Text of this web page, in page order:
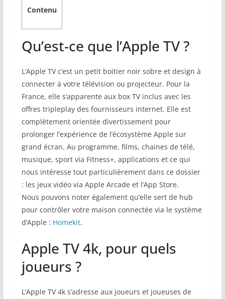
Contenu
Qu’est-ce que l’Apple TV ?
L’Apple TV c’est un petit boitier noir sobre et design à
connecter à votre télévision ou projecteur. Pour la
France, elle s’apparente aux box TV inclus avec les
offres tripleplay des fournisseurs internet. Elle est
complètement orientée divertissement pour
prolonger l’expérience de l’écosystème Apple sur
grand écran. Au programme, films, chaines de télé,
musique, sport via Fitness+, applications et ce qui
nous intéresse tout particulièrement dans ce dossier
: les jeux vidéo via Apple Arcade et l’App Store.
Nous pouvons noter également qu’elle sert de hub
pour contrôler votre maison connectée via le système
d’Apple : Homekit.
Apple TV 4k, pour quels
joueurs ?
L’Apple TV 4k s’adresse aux joueurs et joueuses de